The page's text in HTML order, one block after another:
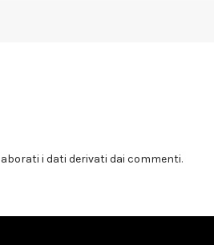
i dati derivati dai commenti.